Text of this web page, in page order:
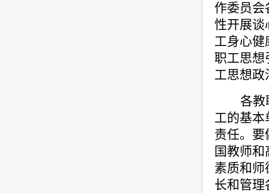
作委员会
性开展谈
工身心健
职工思想
工思想政
各教
工的基本
责任。要
国教师
素质和师
长和管理